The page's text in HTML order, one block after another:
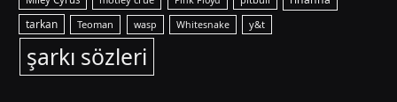
tarkan Teoman wasp Whitesnake y&t
şarkı sözleri